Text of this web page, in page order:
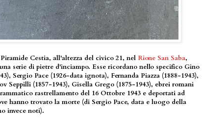
Cestia, all'altezza del civico 21, nel Rione San Saba,
serie di pietre d'inciampo. Esse ricordano nello specifico Gino
Sergio Pace (1926-data ignota), Fernanda Piazza (1888-1943),
Seppilli (1857-1943), Gisella Grego (1875-1943), ebrei romani
rastrellamento del 16 Ottobre 1943 e deportati ad
hanno trovato la morte (di Sergio Pace, data e luogo della
invece noti).